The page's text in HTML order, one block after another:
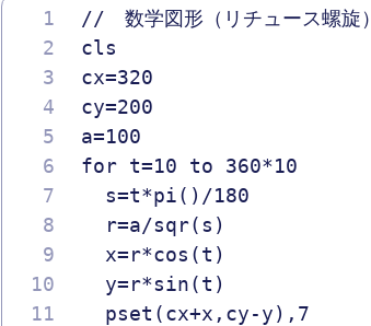
//　数学図形（リチュース螺旋）
cls
cx=320
cy=200
a=100
for t=10 to 360*10
  s=t*pi()/180
  r=a/sqr(s)
  x=r*cos(t)
  y=r*sin(t)
  pset(cx+x,cy-y),7